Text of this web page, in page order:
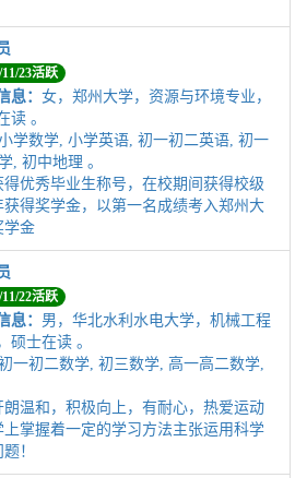
11/23活跃
息： 女，郑州大学，资源与环境专业，
读 。
学数学, 小学英语, 初一初二英语, 初一
, 初中地理 。
得优秀毕业生称号，在校期间获得校级
得奖学金，以第一名成绩考入郑州大
学金
11/22活跃
息： 男，华北水利水电大学，机械工程
硕士在读 。
一初二数学, 初三数学, 高一高二数学,
朗温和，积极向上，有耐心，热爱运动
掌握着一定的学习方法主张运用科学
！